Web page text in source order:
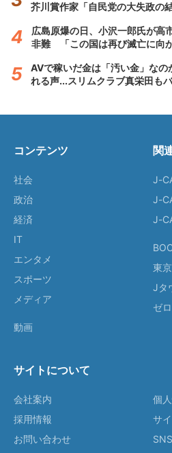
芥川賞作家「自民党の大失政の
広島原爆の日、小沢一郎氏が高
非難 「この国は再び滅亡に向
AVで稼いだ金は「汚い金」な
れる声...スリムクラブ真栄田も
コンテンツ
社会
政治
経済
IT
エンタメ
スポーツ
メディア
動画
関
J-
J-
J-
東
Jタ
ゼ
サイトについて
会社案内
採用情報
お問い合わせ
個
サ